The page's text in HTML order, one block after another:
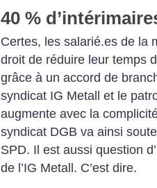
40 %
Certes, les salarié.es de la
droit de réduire leur temps
grâce à un accord de
syndicat IG Metall et le
augmente avec la
syndicat DGB va ainsi
SPD. Il est aussi question
de l’IG Metall. C’est dire.